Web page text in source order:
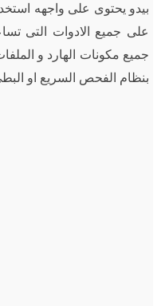
بيدو يحتوى على واجهه
على جميع الادوات التى
جميع مكونات الهارد و
بنظام الفحص السريع او